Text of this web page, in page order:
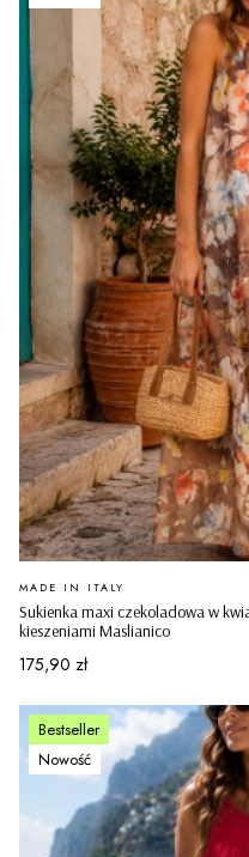
Sukienka maxi czekoladowa w
kieszeniami Maslianico
PRODUCENT
MADE IN ITALY
Cena
175,90 zł
Bestseller
Nowość